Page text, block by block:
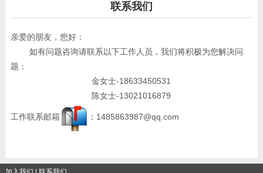
联系我们
亲爱的朋友，您好：
如有问题咨询请联系以下工作人员，我们将积极为您解决问
题：
金女士-18633450531
陈女士-13021016879
工作联系邮箱 ：1485863987@qq.com